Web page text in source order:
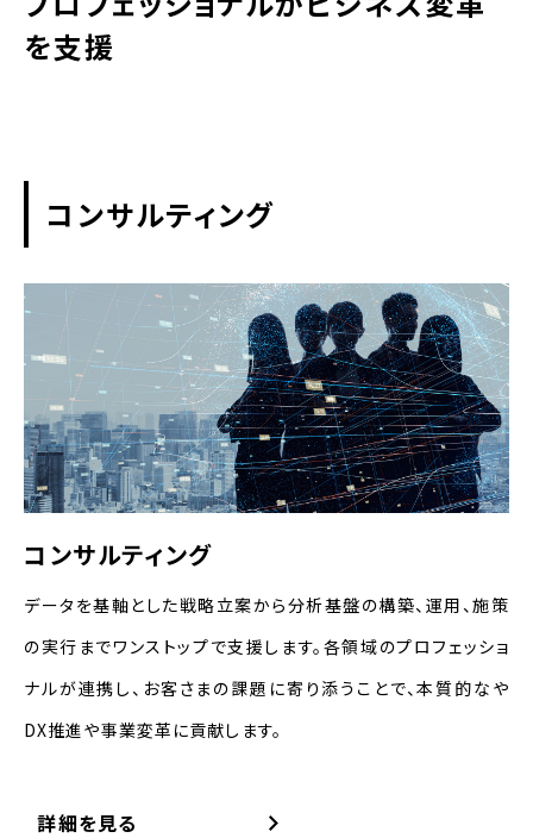
を支援
コンサルティング
コンサルティング
データを基軸とした戦略立案から分析基盤の構築、運用、施策
の実行までワンストップで支援します。各領域のプロフェッショ
ナルが連携し、お客さまの課題に寄り添うことで、本質的なや
DX推進や事業変革に貢献します。
詳細を見る